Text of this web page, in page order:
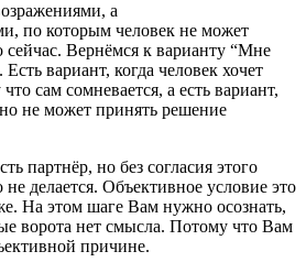
а
по которым человек не может
Вернёмся к варианту “Мне
вариант, когда человек хочет
сам сомневается, а есть вариант,
не может принять решение
партнёр, но без согласия этого
делается. Объективное условие это
На этом шаге Вам нужно осознать,
ворота нет смысла. Потому что Вам
причине.